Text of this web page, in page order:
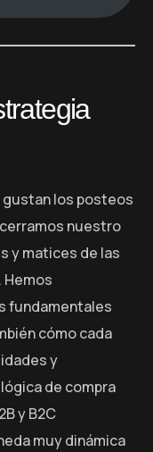
gustan los posteos
nuestro
y matices de las
Hemos
fundamentales
cómo cada
y
de compra
y B2C
muy dinámica